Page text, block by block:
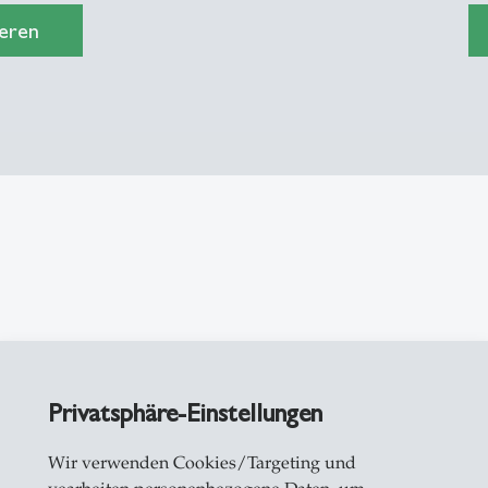
Privatsphäre-Einstellungen
Wir verwenden Cookies/Targeting und
- 08.05.2026 - 16:00
Impact Award 2026: